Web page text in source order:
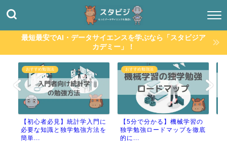
最短最安でAI・データサイエンスを学ぶなら「スタビジア
カデミー」！
おすすめ勉強法
【初心者必見】統計学入門に
必要な知識と独学勉強方法を
簡単...
おすすめ勉強法
【5分で分かる】機械学習の
独学勉強ロードマップを徹底
的に...